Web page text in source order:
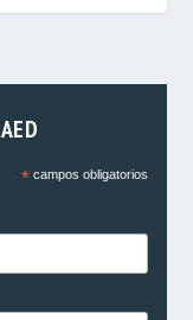
*campos obligatorios